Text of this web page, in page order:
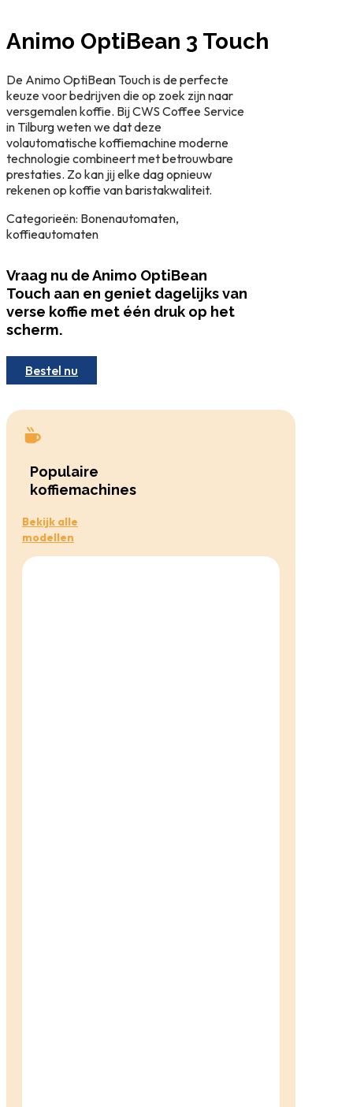
Animo OptiBean 3 Touch
De Animo OptiBean Touch is de perfecte
keuze voor bedrijven die op zoek zijn naar
versgemalen koffie. Bij CWS Coffee Service
in Tilburg weten we dat deze
volautomatische koffiemachine moderne
technologie combineert met betrouwbare
prestaties. Zo kan jij elke dag opnieuw
rekenen op koffie van baristakwaliteit.
Categorieën: Bonenautomaten,
koffieautomaten
Vraag nu de Animo OptiBean
Touch aan en geniet dagelijks van
verse koffie met één druk op het
scherm.
Bestel nu
Populaire
koffiemachines
Bekijk alle
modellen